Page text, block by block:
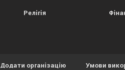
Релігія
Додати організацію Умови